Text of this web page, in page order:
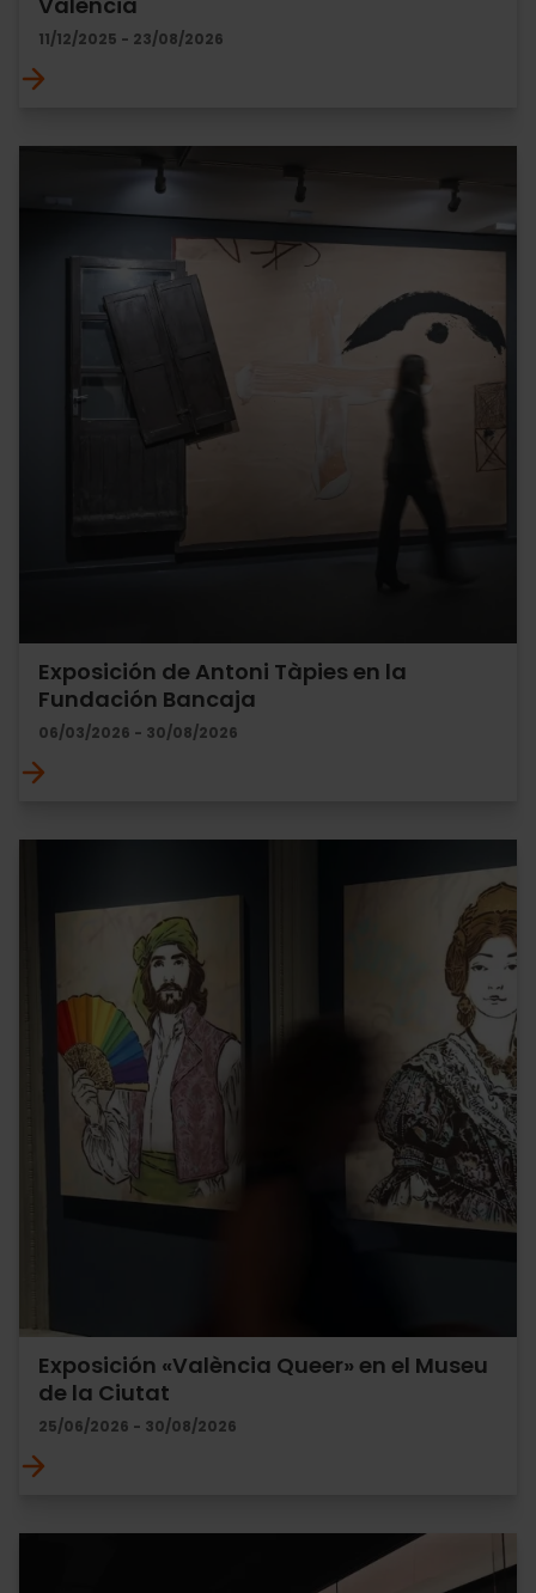
11/12/2025 - 23/08/2026
Exposición de Antoni Tàpies en la
Fundación Bancaja
06/03/2026 - 30/08/2026
Exposición «València Queer» en el Museu
de la Ciutat
25/06/2026 - 30/08/2026